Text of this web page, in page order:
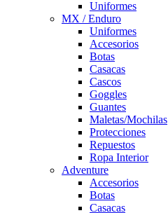
Uniformes
MX / Enduro
Uniformes
Accesorios
Botas
Casacas
Cascos
Goggles
Guantes
Maletas/Mochilas
Protecciones
Repuestos
Ropa Interior
Adventure
Accesorios
Botas
Casacas